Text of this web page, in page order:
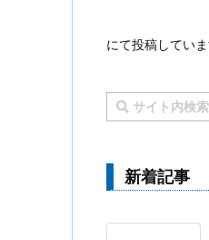
にて投稿していま
新着記事